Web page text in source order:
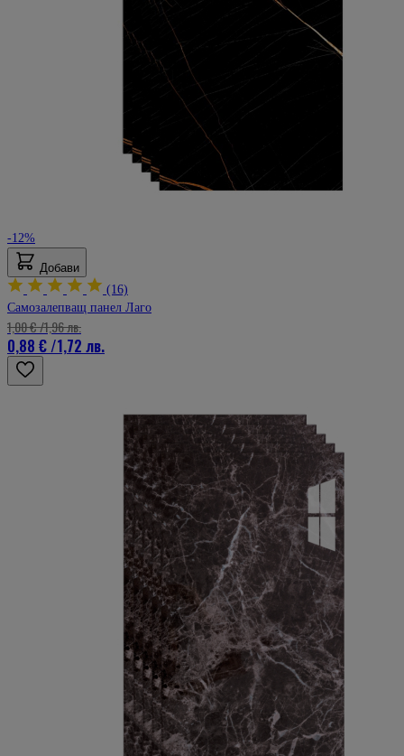
-12%
Добави
(16)
Самозалепващ панел Лаго
0,88 € /1,72 лв.
1,00 €/1,96 лв.